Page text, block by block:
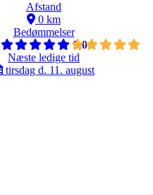
Afstand
0 km
Bedømmelser
5,0
Næste ledige tid
tirsdag d. 11. august